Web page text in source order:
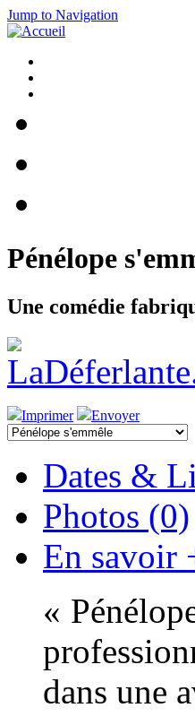
Jump to Navigation
Pénélope
Une comédie
Imprimer Envoyer
Dates &
Photos (0)
En savoir
«
dans une